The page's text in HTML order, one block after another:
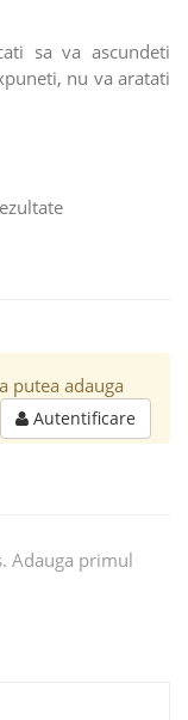
sa va ascundeti
nu va aratati
putea adauga
Autentificare
Adauga primul